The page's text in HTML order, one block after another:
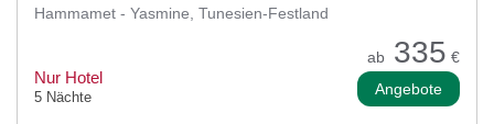
Hammamet - Yasmine, Tunesien-Festland
ab 335 €
Nur Hotel
5 Nächte Angebote